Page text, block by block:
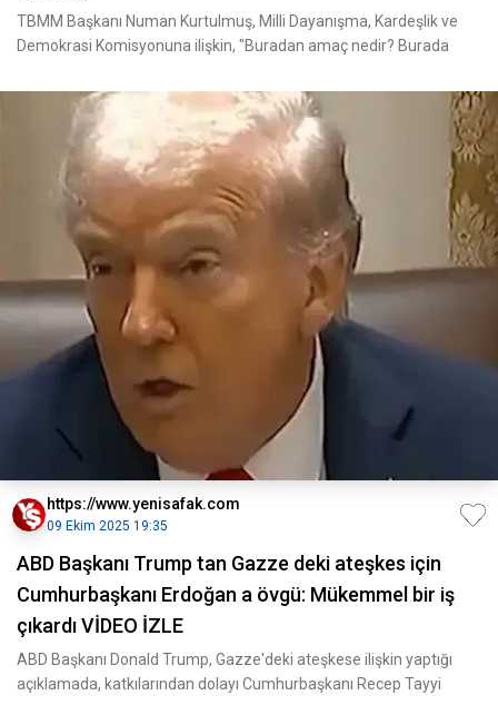
TBMM Başkanı Numan Kurtulmuş, Milli Dayanışma, Kardeşlik ve
Demokrasi Komisyonuna ilişkin, "Buradan amaç nedir? Burada
https://www.yenisafak.com
09 Ekim 2025 19:35
ABD Başkanı Trump tan Gazze deki ateşkes için
Cumhurbaşkanı Erdoğan a övgü: Mükemmel bir iş
çıkardı VİDEO İZLE
ABD Başkanı Donald Trump, Gazze'deki ateşkese ilişkin yaptığı
açıklamada, katkılarından dolayı Cumhurbaşkanı Recep Tayyi